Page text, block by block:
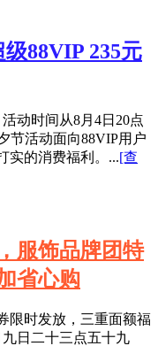
88VIP 235元
动时间从8月4日20点
节活动面向88VIP用户
实的消费福利。...[查
服饰品牌团特
省心购
限时发放，三重面额福
日二十三点五十九